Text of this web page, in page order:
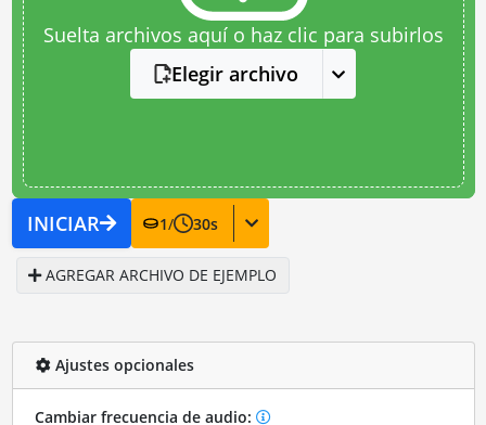
Suelta archivos aquí o haz clic para subirlos
Elegir archivo
INICIAR 1/ 30s
AGREGAR ARCHIVO DE EJEMPLO
Ajustes opcionales
Cambiar frecuencia de audio: